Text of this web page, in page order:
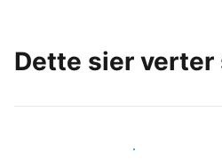
Dette sier verter
Gjør som andre verter som